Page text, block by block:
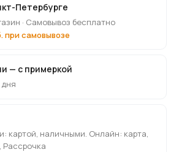
Петербурге
· Самовывоз бесплатно
при самовывозе
— с примеркой
дня
картой, наличными. Онлайн: карта,